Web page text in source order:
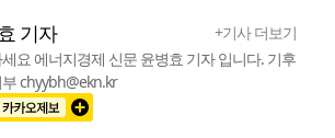
기자
+기사 더보기
요 에너지경제 신문 윤병효 기자 입니다. 기후
chyybh@ekn.kr